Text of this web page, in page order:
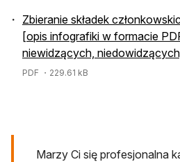
Zbieranie składek
[opis infografiki w formacie
niewidzących,
PDF ・229.61 kB
Marzy Ci się profesjonalna